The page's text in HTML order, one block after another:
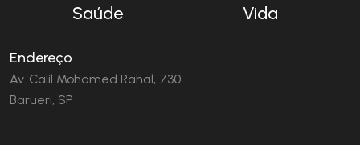
Saúde
Vida
Endereço
Av. Calil Mohamed Rahal, 730
Barueri, SP